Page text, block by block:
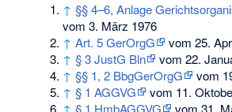
↑ §§ 4–6, Anlage
vom 3. März 1976
↑ Art. 5 GerOrgG
vom 25.
↑ § 3 JustG Bln
vom 22.
↑ §§ 1, 2 BbgGerOrgG
vom
↑ § 1 AGGVG
vom 11.
↑ § 1 HmbAGGVG
vom 31.